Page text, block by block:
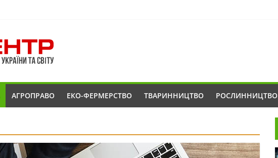
АГРОПРАВО ЕКО-ФЕРМЕРСТВО ТВАРИННИЦТВО РОСЛИННИЦТВО